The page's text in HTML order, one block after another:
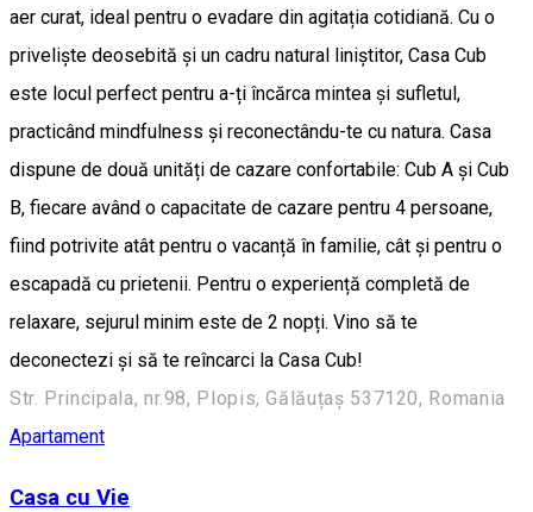
aer curat, ideal pentru o evadare din agitația cotidiană. Cu o
priveliște deosebită și un cadru natural liniștitor, Casa Cub
este locul perfect pentru a-ți încărca mintea și sufletul,
practicând mindfulness și reconectându-te cu natura. Casa
dispune de două unități de cazare confortabile: Cub A și Cub
B, fiecare având o capacitate de cazare pentru 4 persoane,
fiind potrivite atât pentru o vacanță în familie, cât și pentru o
escapadă cu prietenii. Pentru o experiență completă de
relaxare, sejurul minim este de 2 nopți. Vino să te
deconectezi și să te reîncarci la Casa Cub!
Str. Principala, nr.98, Plopis, Gălăuțaș 537120, Romania
Apartament
Casa cu Vie